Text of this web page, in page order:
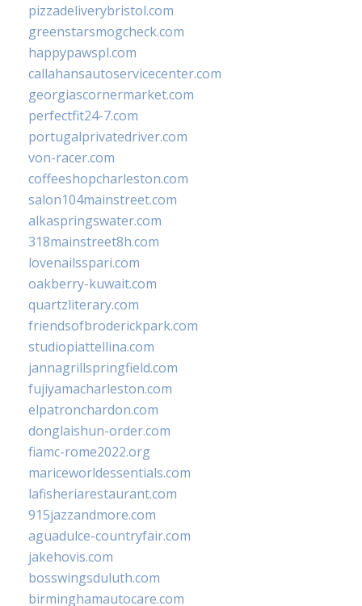
pizzadeliverybristol.com
greenstarsmogcheck.com
happypawspl.com
callahansautoservicecenter.com
georgiascornermarket.com
perfectfit24-7.com
portugalprivatedriver.com
von-racer.com
coffeeshopcharleston.com
salon104mainstreet.com
alkaspringswater.com
318mainstreet8h.com
lovenailsspari.com
oakberry-kuwait.com
quartzliterary.com
friendsofbroderickpark.com
studiopiattellina.com
jannagrillspringfield.com
fujiyamacharleston.com
elpatronchardon.com
donglaishun-order.com
fiamc-rome2022.org
mariceworldessentials.com
lafisheriarestaurant.com
915jazzandmore.com
aguadulce-countryfair.com
jakehovis.com
bosswingsduluth.com
birminghamautocare.com